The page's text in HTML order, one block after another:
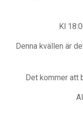
Kl
Denna kvällen är
Det kommer att